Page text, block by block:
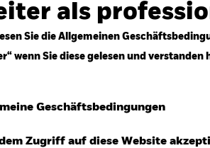
als
Sie die Allgemeinen
wenn Sie diese gelesen und verstanden
Geschäftsbedingungen
Zugriff auf diese Website